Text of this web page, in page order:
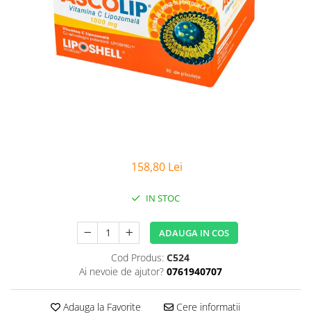
Sanatatea ochilor
Sistem digestiv
158,80 Lei
IN STOC
ADAUGA IN COS
Cod Produs: C524
Ai nevoie de ajutor? 0761940707
Adauga la Favorite Cere informatii